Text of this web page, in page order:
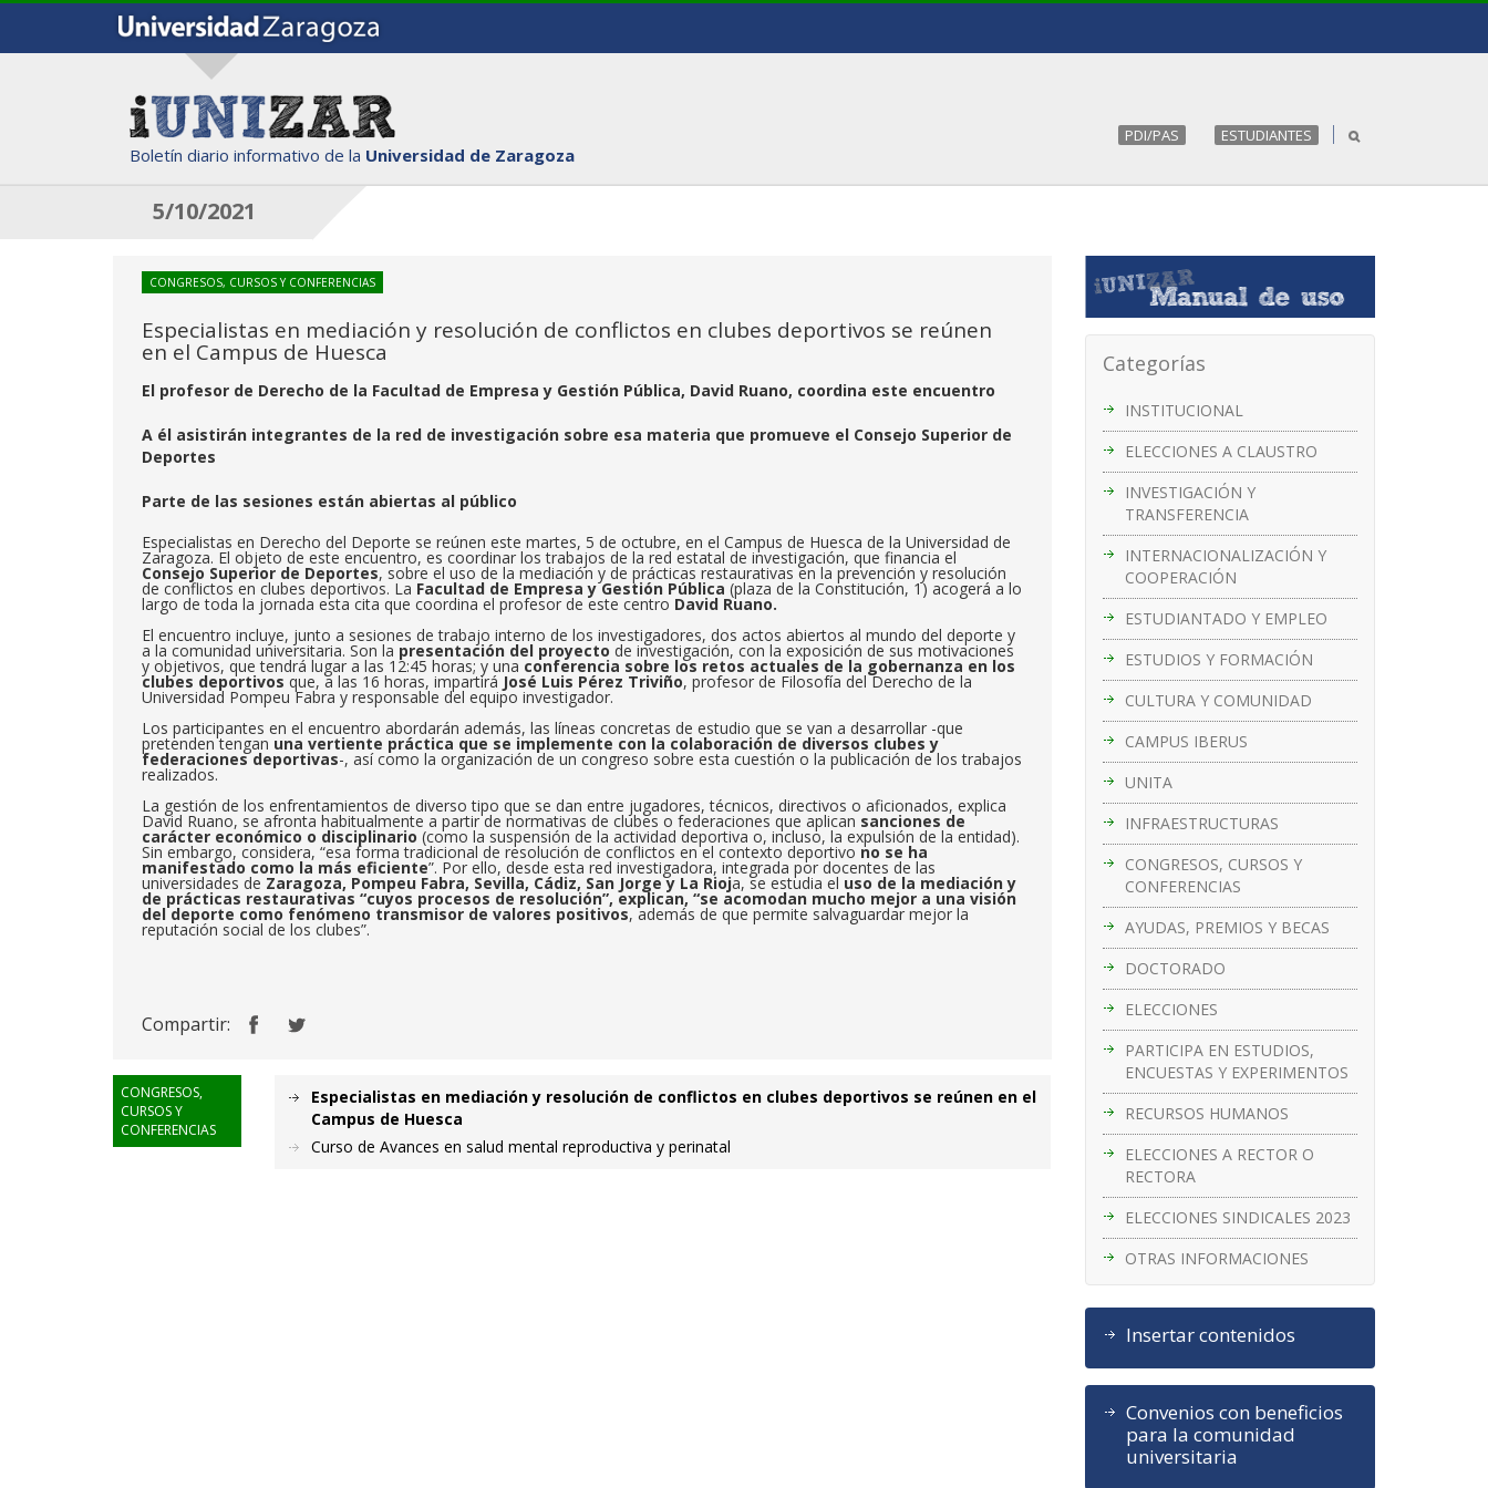
Boletín diario informativo de la Universidad de Zaragoza
PDI/PAS ESTUDIANTES
5/10/2021
Categorías
INSTITUCIONAL
ELECCIONES A CLAUSTRO
INVESTIGACIÓN Y
TRANSFERENCIA
INTERNACIONALIZACIÓN Y
COOPERACIÓN
ESTUDIANTADO Y EMPLEO
ESTUDIOS Y FORMACIÓN
CULTURA Y COMUNIDAD
CAMPUS IBERUS
UNITA
INFRAESTRUCTURAS
CONGRESOS, CURSOS Y
CONFERENCIAS
AYUDAS, PREMIOS Y BECAS
DOCTORADO
ELECCIONES
PARTICIPA EN ESTUDIOS,
ENCUESTAS Y EXPERIMENTOS
RECURSOS HUMANOS
ELECCIONES A RECTOR O
RECTORA
ELECCIONES SINDICALES 2023
OTRAS INFORMACIONES
Insertar contenidos
Convenios con beneficios
para la comunidad
universitaria
CONGRESOS, CURSOS Y CONFERENCIAS
Especialistas en mediación y resolución de conflictos en clubes deportivos se reúnen
en el Campus de Huesca
El profesor de Derecho de la Facultad de Empresa y Gestión Pública, David Ruano, coordina este encuentro
A él asistirán integrantes de la red de investigación sobre esa materia que promueve el Consejo Superior de
Deportes
Parte de las sesiones están abiertas al público
Especialistas en Derecho del Deporte se reúnen este martes, 5 de octubre, en el Campus de Huesca de la Universidad de
Zaragoza. El objeto de este encuentro, es coordinar los trabajos de la red estatal de investigación, que financia el
Consejo Superior de Deportes, sobre el uso de la mediación y de prácticas restaurativas en la prevención y resolución
de conflictos en clubes deportivos. La Facultad de Empresa y Gestión Pública (plaza de la Constitución, 1) acogerá a lo
largo de toda la jornada esta cita que coordina el profesor de este centro David Ruano.
El encuentro incluye, junto a sesiones de trabajo interno de los investigadores, dos actos abiertos al mundo del deporte y
a la comunidad universitaria. Son la presentación del proyecto de investigación, con la exposición de sus motivaciones
y objetivos, que tendrá lugar a las 12:45 horas; y una conferencia sobre los retos actuales de la gobernanza en los
clubes deportivos que, a las 16 horas, impartirá José Luis Pérez Triviño, profesor de Filosofía del Derecho de la
Universidad Pompeu Fabra y responsable del equipo investigador.
Los participantes en el encuentro abordarán además, las líneas concretas de estudio que se van a desarrollar -que
pretenden tengan una vertiente práctica que se implemente con la colaboración de diversos clubes y
federaciones deportivas-, así como la organización de un congreso sobre esta cuestión o la publicación de los trabajos
realizados.
La gestión de los enfrentamientos de diverso tipo que se dan entre jugadores, técnicos, directivos o aficionados, explica
David Ruano, se afronta habitualmente a partir de normativas de clubes o federaciones que aplican sanciones de
carácter económico o disciplinario (como la suspensión de la actividad deportiva o, incluso, la expulsión de la entidad).
Sin embargo, considera, “esa forma tradicional de resolución de conflictos en el contexto deportivo no se ha
manifestado como la más eficiente”. Por ello, desde esta red investigadora, integrada por docentes de las
universidades de Zaragoza, Pompeu Fabra, Sevilla, Cádiz, San Jorge y La Rioja, se estudia el uso de la mediación y
de prácticas restaurativas “cuyos procesos de resolución”, explican, “se acomodan mucho mejor a una visión
del deporte como fenómeno transmisor de valores positivos, además de que permite salvaguardar mejor la
reputación social de los clubes”.
Compartir:
CONGRESOS,
CURSOS Y
CONFERENCIAS
Especialistas en mediación y resolución de conflictos en clubes deportivos se reúnen en el
Campus de Huesca
Curso de Avances en salud mental reproductiva y perinatal